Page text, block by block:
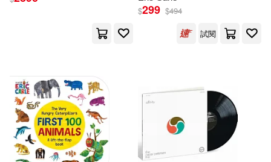
$299 $494
試閱